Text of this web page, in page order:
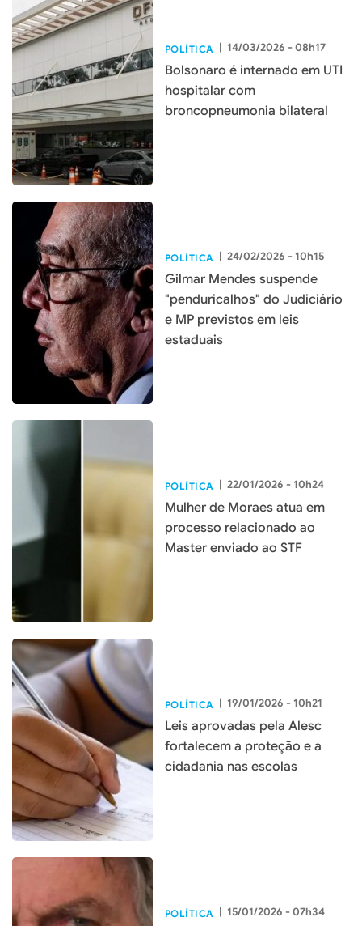
POLÍTICA | 14/03/2026 - 08h17
Bolsonaro é internado em UTI
hospitalar com
broncopneumonia bilateral
POLÍTICA | 24/02/2026 - 10h15
Gilmar Mendes suspende
"penduricalhos" do Judiciário
e MP previstos em leis
estaduais
POLÍTICA | 22/01/2026 - 10h24
Mulher de Moraes atua em
processo relacionado ao
Master enviado ao STF
POLÍTICA | 19/01/2026 - 10h21
Leis aprovadas pela Alesc
fortalecem a proteção e a
cidadania nas escolas
POLÍTICA | 15/01/2026 - 07h34